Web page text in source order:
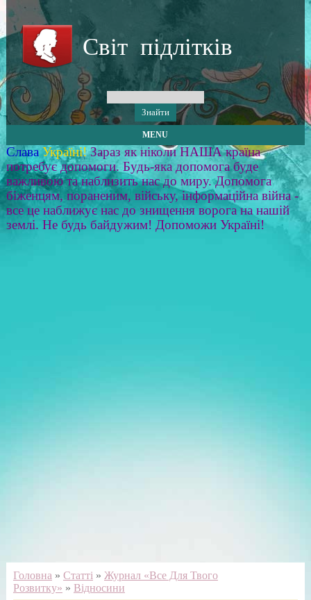
Світ підлітків
MENU
Слава Україні! Зараз як ніколи НАША країна
потребує допомоги. Будь-яка допомога буде
важливою та наблизить нас до миру. Допомога
біженцям, пораненим, війську, інформаційна війна -
все це наближує нас до знищення ворога на нашій
землі. Не будь байдужим! Допоможи Україні!
Головна » Статті » Журнал «Все Для Твого
Розвитку» » Відносини